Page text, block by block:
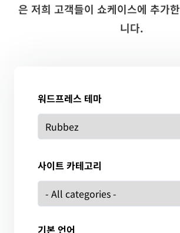
은 저희 고객들이 쇼케이스에 추가
니다.
워드프레스 테마
사이트 카테고리
기본 언어